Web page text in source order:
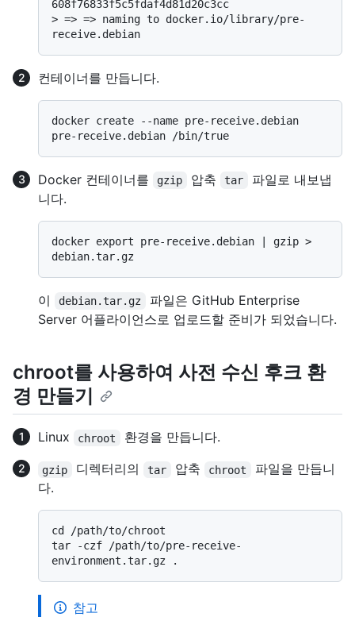
608f76833f5c5fdaf4d81d20c3cc
> => => naming to docker.io/library/pre-
receive.debian
컨테이너를 만듭니다.
docker create --name pre-receive.debian
Docker 컨테이너를 gzip 압축 tar
파일로 내보냅
니다.
docker export pre-receive.debian | gzip >
이 debian.tar.gz
파일은 GitHub Enterprise
Server 어플라이언스로 업로드할 준비가 되었습니다.
chroot를 사용하여 사전 수신 후크 환
경 만들기
Linux chroot 환경을 만듭니다.
gzip 디렉터리의 tar 압축 chroot
파일을 만듭니
다.
cd /path/to/chroot
tar -czf /path/to/pre-receive-
참고